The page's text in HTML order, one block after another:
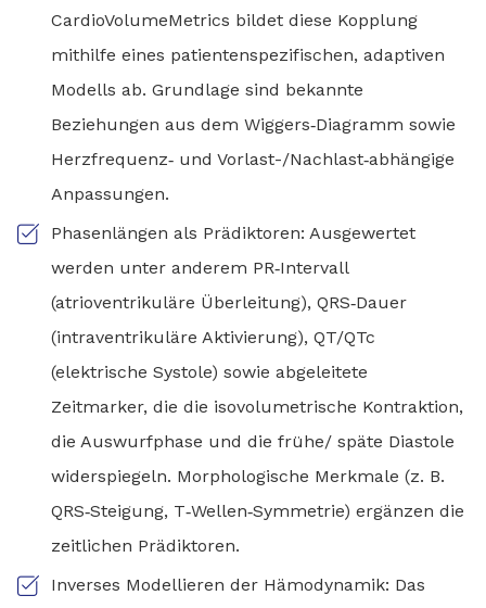
CardioVolumeMetrics bildet diese Kopplung
mithilfe eines patientenspezifischen, adaptiven
Modells ab. Grundlage sind bekannte
Beziehungen aus dem Wiggers‑Diagramm sowie
Herzfrequenz‑ und Vorlast-/Nachlast‑abhängige
Anpassungen.
Phasenlängen als Prädiktoren: Ausgewertet
werden unter anderem PR‑Intervall
(atrioventrikuläre Überleitung), QRS‑Dauer
(intraventrikuläre Aktivierung), QT/QTc
(elektrische Systole) sowie abgeleitete
Zeitmarker, die die isovolumetrische Kontraktion,
die Auswurfphase und die frühe/ späte Diastole
widerspiegeln. Morphologische Merkmale (z. B.
QRS‑Steigung, T‑Wellen‑Symmetrie) ergänzen die
zeitlichen Prädiktoren.
Inverses Modellieren der Hämodynamik: Das